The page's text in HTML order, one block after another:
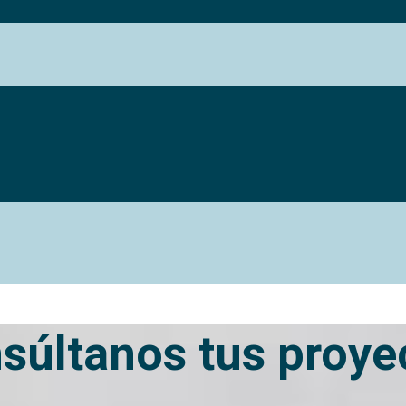
tus